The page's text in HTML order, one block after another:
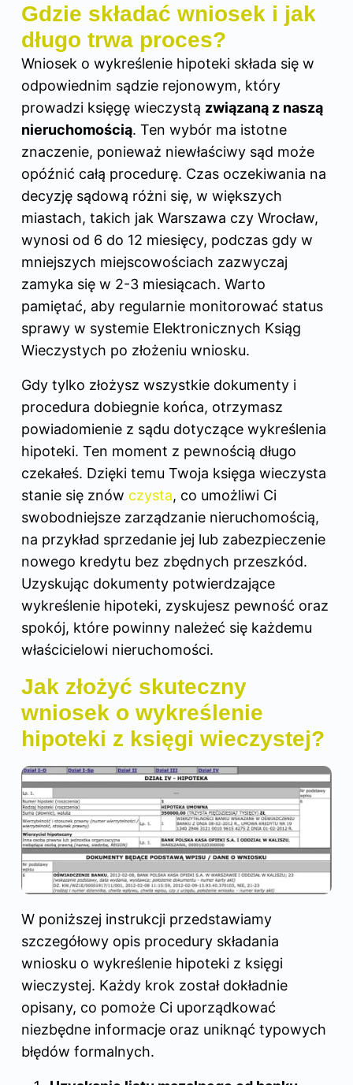
Gdzie składać wniosek i jak
długo trwa proces?
Wniosek o wykreślenie hipoteki składa się w
odpowiednim sądzie rejonowym, który
prowadzi księgę wieczystą związaną z naszą
nieruchomością. Ten wybór ma istotne
znaczenie, ponieważ niewłaściwy sąd może
opóźnić całą procedurę. Czas oczekiwania na
decyzję sądową różni się, w większych
miastach, takich jak Warszawa czy Wrocław,
wynosi od 6 do 12 miesięcy, podczas gdy w
mniejszych miejscowościach zazwyczaj
zamyka się w 2-3 miesiącach. Warto
pamiętać, aby regularnie monitorować status
sprawy w systemie Elektronicznych Ksiąg
Wieczystych po złożeniu wniosku.
Gdy tylko złożysz wszystkie dokumenty i
procedura dobiegnie końca, otrzymasz
powiadomienie z sądu dotyczące wykreślenia
hipoteki. Ten moment z pewnością długo
czekałeś. Dzięki temu Twoja księga wieczysta
stanie się znów czysta, co umożliwi Ci
swobodniejsze zarządzanie nieruchomością,
na przykład sprzedanie jej lub zabezpieczenie
nowego kredytu bez zbędnych przeszkód.
Uzyskując dokumenty potwierdzające
wykreślenie hipoteki, zyskujesz pewność oraz
spokój, które powinny należeć się każdemu
właścicielowi nieruchomości.
Jak złożyć skuteczny
wniosek o wykreślenie
hipoteki z księgi wieczystej?
W poniższej instrukcji przedstawiamy
szczegółowy opis procedury składania
wniosku o wykreślenie hipoteki z księgi
wieczystej. Każdy krok został dokładnie
opisany, co pomoże Ci uporządkować
niezbędne informacje oraz uniknąć typowych
błędów formalnych.